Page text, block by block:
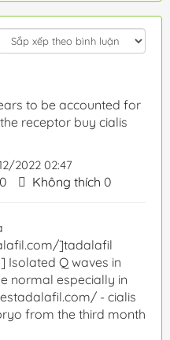
to be accounted for
receptor buy cialis
2022 02:47
0 Không thích 0
]tadalafil
Isolated Q waves in
normal especially in
- cialis
from the third month